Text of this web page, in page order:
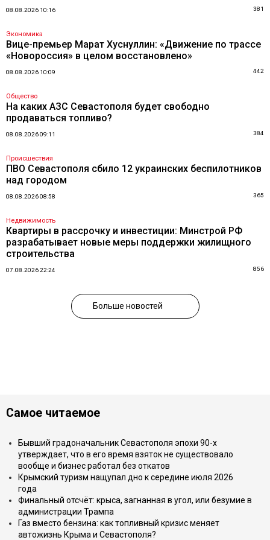
08.08.2026 10:16 381
Экономика
Вице-премьер Марат Хуснуллин: «Движение по трассе
«Новороссия» в целом восстановлено»
08.08.2026 10:09 442
Общество
На каких АЗС Севастополя будет свободно
продаваться топливо?
08.08.2026 09:11 384
Происшествия
ПВО Севастополя сбило 12 украинских беспилотников
над городом
08.08.2026 08:58 365
Недвижимость
Квартиры в рассрочку и инвестиции: Минстрой РФ
разрабатывает новые меры поддержки жилищного
строительства
07.08.2026 22:24 856
Больше новостей
Самое читаемое
Бывший градоначальник Севастополя эпохи 90-х
утверждает, что в его время взяток не существовало
вообще и бизнес работал без откатов
Крымский туризм нащупал дно к середине июля 2026
года
Финальный отсчёт: крыса, загнанная в угол, или безумие в
администрации Трампа
Газ вместо бензина: как топливный кризис меняет
автожизнь Крыма и Севастополя?